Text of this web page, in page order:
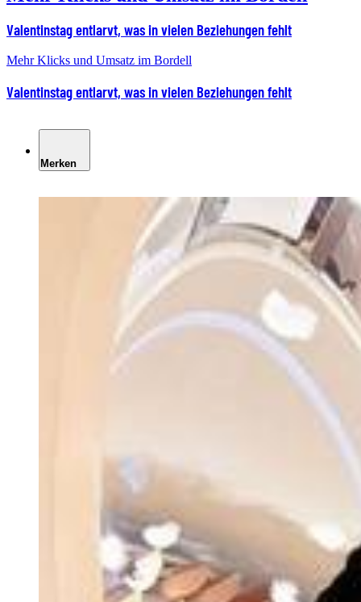
Valentinstag entlarvt, was in vielen Beziehungen fehlt
Mehr Klicks und Umsatz im Bordell
Valentinstag entlarvt, was in vielen Beziehungen fehlt
Merken